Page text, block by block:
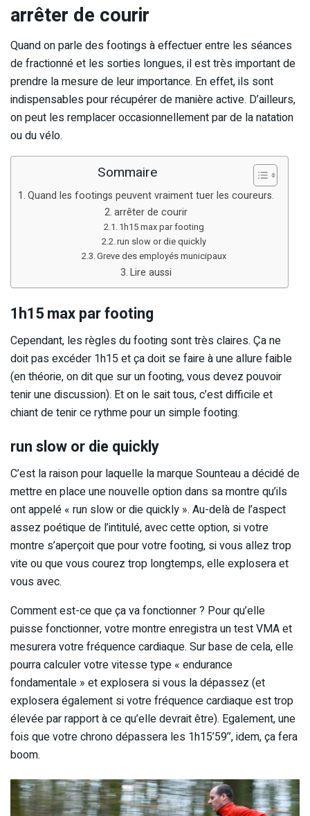
arrêter de courir
Quand on parle des footings à effectuer entre les séances
de fractionné et les sorties longues, il est très important de
prendre la mesure de leur importance. En effet, ils sont
indispensables pour récupérer de manière active. D’ailleurs,
on peut les remplacer occasionnellement par de la natation
ou du vélo.
Sommaire
Quand les footings peuvent vraiment tuer les coureurs.
arrêter de courir
1h15 max par footing
run slow or die quickly
Greve des employés municipaux
Lire aussi
1h15 max par footing
Cependant, les règles du footing sont très claires. Ça ne
doit pas excéder 1h15 et ça doit se faire à une allure faible
(en théorie, on dit que sur un footing, vous devez pouvoir
tenir une discussion). Et on le sait tous, c’est difficile et
chiant de tenir ce rythme pour un simple footing.
run slow or die quickly
C’est la raison pour laquelle la marque Sounteau a décidé de
mettre en place une nouvelle option dans sa montre qu’ils
ont appelé « run slow or die quickly ». Au-delà de l’aspect
assez poétique de l’intitulé, avec cette option, si votre
montre s’aperçoit que pour votre footing, si vous allez trop
vite ou que vous courez trop longtemps, elle explosera et
vous avec.
Comment est-ce que ça va fonctionner ? Pour qu’elle
puisse fonctionner, votre montre enregistra un test VMA et
mesurera votre fréquence cardiaque. Sur base de cela, elle
pourra calculer votre vitesse type « endurance
fondamentale » et explosera si vous la dépassez (et
explosera également si votre fréquence cardiaque est trop
élevée par rapport à ce qu’elle devrait être). Egalement, une
fois que votre chrono dépassera les 1h15’59’’, idem, ça fera
boom.